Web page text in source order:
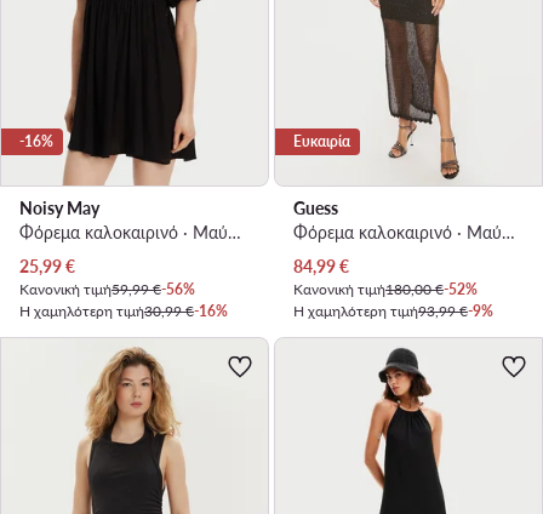
-16%
Noisy May
Φόρεμα καλοκαιρινό · Μαύρο · Mini
Τρέχουσα τιμή
25,99€
Κανονική τιμή59,99 €-56%
Η χαμηλότερη τιμή30,99 €-16%
Ευκαιρία
Guess
Φόρεμα καλοκαιρινό · Μαύρο · Maxi
Τρέχουσα τιμή
84,99€
Κανονική τιμή180,00 €-52%
Η χαμηλότερη τιμή93,99 €-9%